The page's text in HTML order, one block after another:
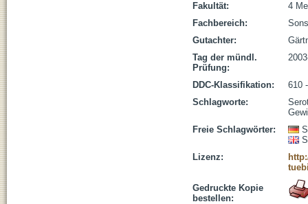
Fakultät:
4
Fachbereich:
Gutachter:
Tag der mündl.
Prüfung:
DDC-Klassifikation:
610
Schlagworte:
Freie Schlagwörter:
Lizenz:
Gedruckte Kopie
bestellen: